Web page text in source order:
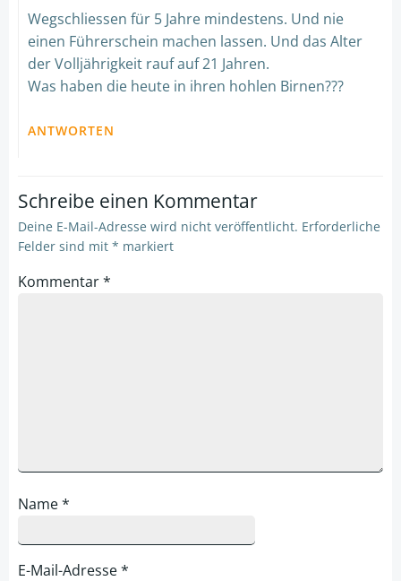
Wegschliessen für 5 Jahre mindestens. Und nie
einen Führerschein machen lassen. Und das Alter
der Volljährigkeit rauf auf 21 Jahren.
Was haben die heute in ihren hohlen Birnen???
ANTWORTEN
Schreibe einen Kommentar
Deine E-Mail-Adresse wird nicht veröffentlicht. Erforderliche
Felder sind mit * markiert
Kommentar*
Name*
E-Mail-Adresse*